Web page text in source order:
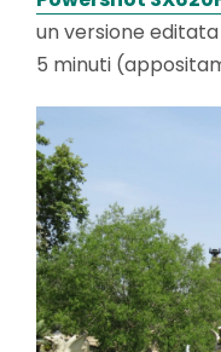
un versione editata
5 minuti